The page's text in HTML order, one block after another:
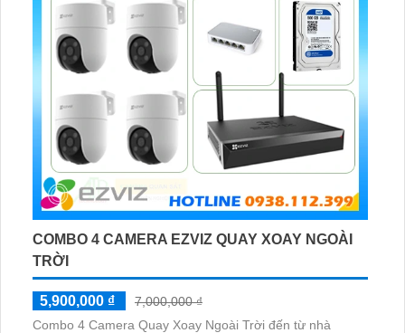
COMBO 4 CAMERA EZVIZ QUAY XOAY NGOÀI
TRỜI
5,900,000 ₫
7,000,000 ₫
Combo 4 Camera Quay Xoay Ngoài Trời đến từ nhà